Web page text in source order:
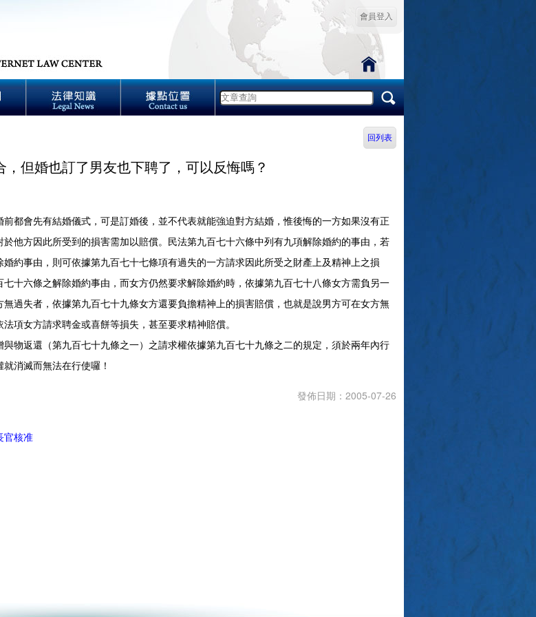
會員登入
回列表
但婚也訂了男友也下聘了，可以反悔嗎？
會先有結婚儀式，可是訂婚後，並不代表就能強迫對方結婚，惟後悔的一方如果沒有正
他方因此所受到的損害需加以賠償。民法第九百七十六條中列有九項解除婚約的事由，若
約事由，則可依據第九百七十七條項有過失的一方請求因此所受之財產上及精神上之損
十六條之解除婚約事由，而女方仍然要求解除婚約時，依據第九百七十八條女方需負另一
過失者，依據第九百七十九條女方還要負擔精神上的損害賠償，也就是說男方可在女方無
項女方請求聘金或喜餅等損失，甚至要求精神賠償。
返還（第九百七十九條之一）之請求權依據第九百七十九條之二的規定，須於兩年內行
消滅而無法在行使囉！
發佈日期：2005-07-26
官核准